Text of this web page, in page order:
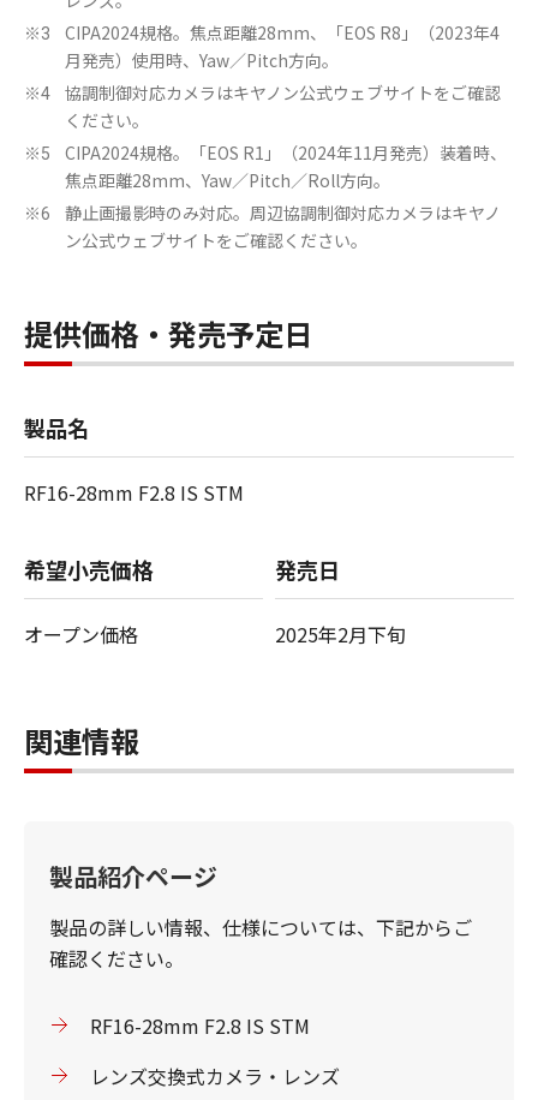
※3
CIPA2024規格。焦点距離28mm、「EOS R8」（2023年4
月発売）使用時、Yaw／Pitch方向。
※4
協調制御対応カメラはキヤノン公式ウェブサイトをご確認
ください。
※5
CIPA2024規格。「EOS R1」（2024年11月発売）装着時、
焦点距離28mm、Yaw／Pitch／Roll方向。
※6
静止画撮影時のみ対応。周辺協調制御対応カメラはキヤノ
ン公式ウェブサイトをご確認ください。
提供価格・発売予定日
製品名
RF16-28mm F2.8 IS STM
希望小売価格
オープン価格
発売日
2025年2月下旬
関連情報
製品紹介ページ
製品の詳しい情報、仕様については、下記からご
確認ください。
RF16-28mm F2.8 IS STM
レンズ交換式カメラ・レンズ